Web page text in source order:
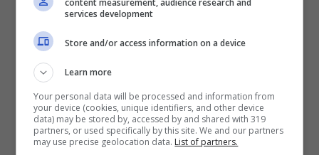
2 peperoni
Pepe
Per la marinatura:
content measurement, audience research and
services development
Store and/or access information on a device
Learn more
Your personal data will be processed and information from
your device (cookies, unique identifiers, and other device
data) may be stored by, accessed by and shared with 319
partners, or used specifically by this site. We and our partners
may use precise geolocation data. List of partners.